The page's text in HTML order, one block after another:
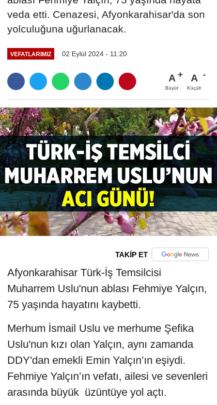
veda etti. Cenazesi, Afyonkarahisar'da son
yolculuğuna uğurlanacak.
VEFATLARIMIZ 02 Eylül 2024 - 11:20
A
Büyüt
A
Küçült
TAKİP ET
Afyonkarahisar Türk-İş Temsilcisi
Muharrem Uslu'nun ablası Fehmiye Yalçın,
75 yaşında hayatını kaybetti.
Merhum İsmail Uslu ve merhume Şefika
Uslu'nun kızı olan Yalçın, aynı zamanda
DDY'dan emekli Emin Yalçın’ın eşiydi.
Fehmiye Yalçın’ın vefatı, ailesi ve sevenleri
arasında büyük üzüntüye yol açtı.